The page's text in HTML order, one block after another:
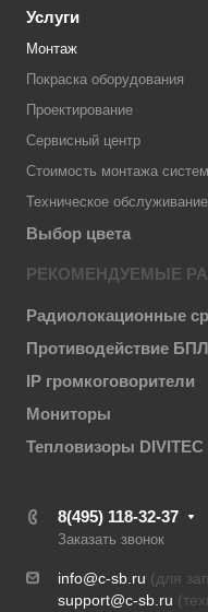
Услуги
Монтаж
Покраска оборудования
Проектирование
Сервисный центр
Стоимость монтажа
Техническое обслуживание
Выбор цвета
РЕКОМЕНДУЕМЫЕ
Радиолокационные
Противодействие
IP громкоговорители
Мониторы
Тепловизоры DIVITEC
8(495) 118-32-37
Заказать звонок
info@c-sb.ru (для
support@c-sb.ru